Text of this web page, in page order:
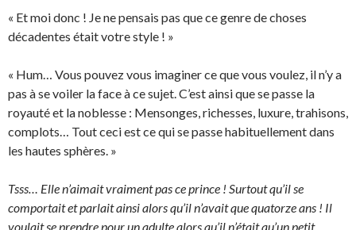
« Et moi donc ! Je ne pensais pas que ce genre de choses
décadentes était votre style ! »
« Hum… Vous pouvez vous imaginer ce que vous voulez, il n’y a
pas à se voiler la face à ce sujet. C’est ainsi que se passe la
royauté et la noblesse : Mensonges, richesses, luxure, trahisons,
complots… Tout ceci est ce qui se passe habituellement dans
les hautes sphères. »
Tsss… Elle n’aimait vraiment pas ce prince ! Surtout qu’il se
comportait et parlait ainsi alors qu’il n’avait que quatorze ans ! Il
voulait se prendre pour un adulte alors qu’il n’était qu’un petit